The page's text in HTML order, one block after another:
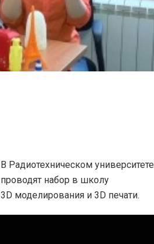
В Радиотехническом университете
проводят набор в школу
3D моделирования и 3D печати.